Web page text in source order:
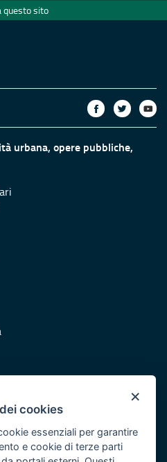
questo sito
urbana, opere pubbliche,
Puglia
×
cookies
essenziali per garantire
e cookie di terze parti